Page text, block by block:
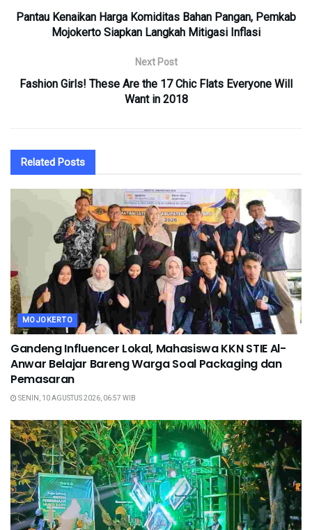
Pantau Kenaikan Harga Komiditas Bahan Pangan, Pemkab
Mojokerto Siapkan Langkah Mitigasi Inflasi
Next Post
Fashion Girls! These Are the 17 Chic Flats Everyone Will
Want in 2018
Related Posts
MOJOKERTO
Gandeng Influencer Lokal, Mahasiswa KKN STIE Al-
Anwar Belajar Bareng Warga Soal Packaging dan
Pemasaran
SENIN, 10 AGUSTUS 2026, 06:57 WIB